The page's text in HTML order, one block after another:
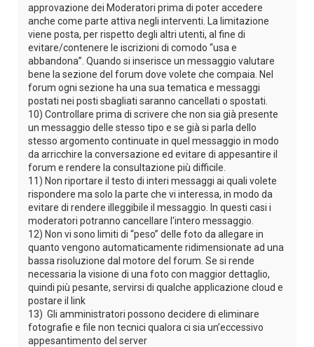
approvazione dei Moderatori prima di poter accedere
anche come parte attiva negli interventi. La limitazione
viene posta, per rispetto degli altri utenti, al fine di
evitare/contenere le iscrizioni di comodo “usa e
abbandona”. Quando si inserisce un messaggio valutare
bene la sezione del forum dove volete che compaia. Nel
forum ogni sezione ha una sua tematica e messaggi
postati nei posti sbagliati saranno cancellati o spostati.
10) Controllare prima di scrivere che non sia già presente
un messaggio delle stesso tipo e se già si parla dello
stesso argomento continuate in quel messaggio in modo
da arricchire la conversazione ed evitare di appesantire il
forum e rendere la consultazione più difficile.
11) Non riportare il testo di interi messaggi ai quali volete
rispondere ma solo la parte che vi interessa, in modo da
evitare di rendere illeggibile il messaggio. In questi casi i
moderatori potranno cancellare l'intero messaggio.
12) Non vi sono limiti di “peso” delle foto da allegare in
quanto vengono automaticamente ridimensionate ad una
bassa risoluzione dal motore del forum. Se si rende
necessaria la visione di una foto con maggior dettaglio,
quindi più pesante, servirsi di qualche applicazione cloud e
postare il link
13) Gli amministratori possono decidere di eliminare
fotografie e file non tecnici qualora ci sia un’eccessivo
appesantimento del server